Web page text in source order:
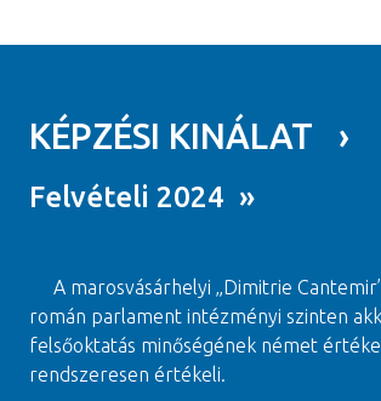
KÉPZÉSI KINÁLAT ›
Felvételi 2024 »
A marosvásárhelyi „Dimitrie
román parlament intézményi szinten
felsőoktatás minőségének német
rendszeresen értékeli.